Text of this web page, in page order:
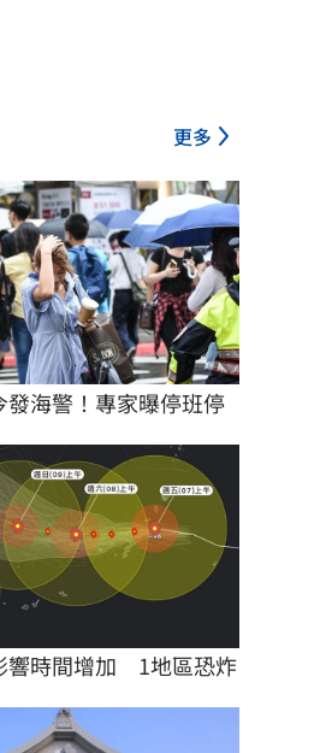
更多
發海警！專家曝停班停
響時間增加　1地區恐炸